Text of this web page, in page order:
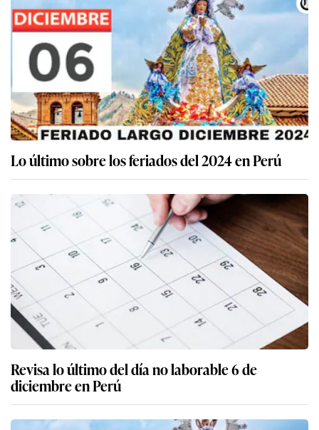
Lo último sobre los feriados del 2024 en Perú
Revisa lo último del día no laborable 6 de
diciembre en Perú